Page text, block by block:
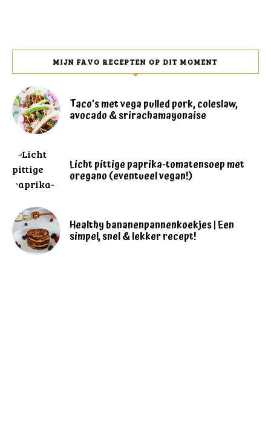
MIJN FAVO RECEPTEN OP DIT MOMENT
Taco’s met vega pulled pork, coleslaw,
avocado & srirachamayonaise
Licht pittige paprika-tomatensoep met
oregano (eventueel vegan!)
Healthy bananenpannenkoekjes | Een
simpel, snel & lekker recept!